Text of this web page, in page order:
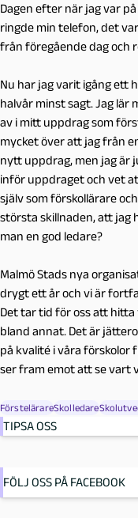
Dagen efter när jag var
ringde min telefon, det
från föregående dag och
Nu har jag varit igång ett
halvår minst sagt. Jag lär
av i mitt uppdrag som
mycket över att jag från
nytt uppdrag, men jag är
inför uppdraget och vet
själv som förskollärare
största skillnaden, att jag
man en god ledare?
Malmö Stads nya
drygt ett år och vi är
Det tar tid för oss att
bland annat. Det är
på kvalité i våra förskolor
ser fram emot att se vart
FörstelärareSkolledare
TIPSA OSS
FÖLJ OSS PÅ FACEBOOK